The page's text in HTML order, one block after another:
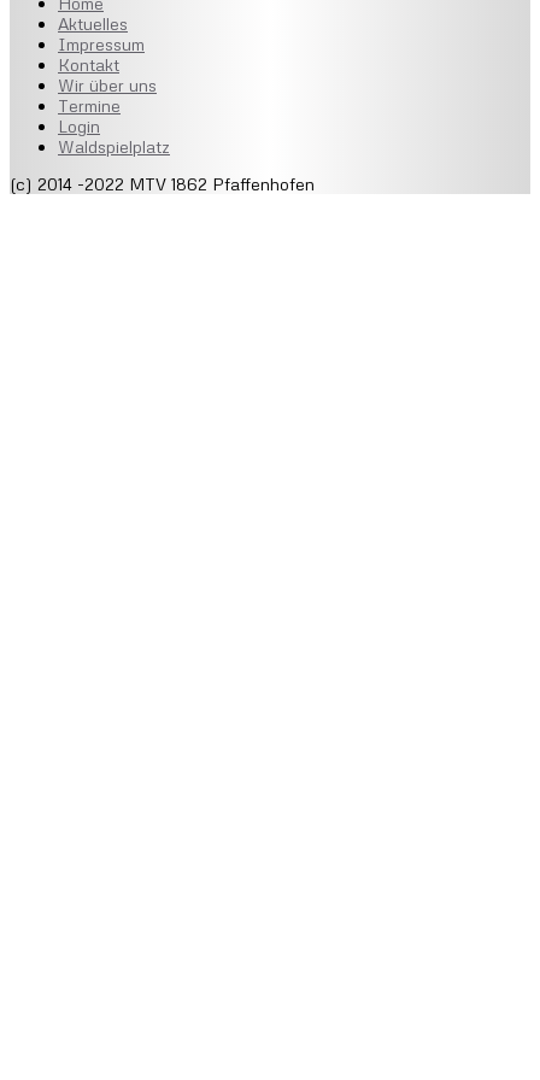
Aktuelles
Impressum
Kontakt
Wir über uns
Termine
Login
Waldspielplatz
(c) 2014 -2022 MTV 1862 Pfaffenhofen